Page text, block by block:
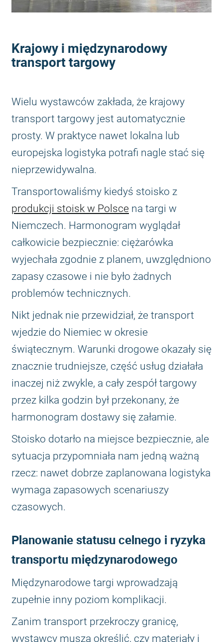
Krajowy i międzynarodowy
transport targowy
Wielu wystawców zakłada, że krajowy
transport targowy jest automatycznie
prosty. W praktyce nawet lokalna lub
europejska logistyka potrafi nagle stać się
nieprzewidywalna.
Transportowaliśmy kiedyś stoisko z
produkcji stoisk w Polsce na targi w
Niemczech. Harmonogram wyglądał
całkowicie bezpiecznie: ciężarówka
wyjechała zgodnie z planem, uwzględniono
zapasy czasowe i nie było żadnych
problemów technicznych.
Nikt jednak nie przewidział, że transport
wjedzie do Niemiec w okresie
świątecznym. Warunki drogowe okazały się
znacznie trudniejsze, część usług działała
inaczej niż zwykle, a cały zespół targowy
przez kilka godzin był przekonany, że
harmonogram dostawy się załamie.
Stoisko dotarło na miejsce bezpiecznie, ale
sytuacja przypomniała nam jedną ważną
rzecz: nawet dobrze zaplanowana logistyka
wymaga zapasowych scenariuszy
czasowych.
Planowanie statusu celnego i ryzyka
transportu międzynarodowego
Międzynarodowe targi wprowadzają
zupełnie inny poziom komplikacji.
Zanim transport przekroczy granicę,
wystawcy muszą określić, czy materiały i